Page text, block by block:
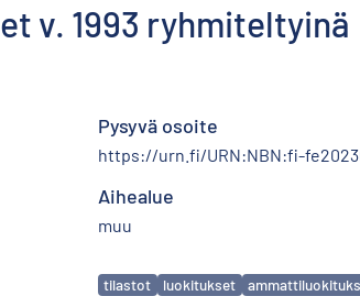
v. 1993 ryhmiteltyinä
Pysyvä osoite
https://urn.fi/URN:NBN:fi-
Aihealue
muu
Avainsanat
tilastot luokitukset